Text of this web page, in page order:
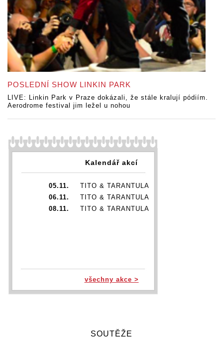
POSLEDNÍ SHOW LINKIN PARK
LIVE: Linkin Park v Praze dokázali, že stále kralují pódiím.
Aerodrome festival jim ležel u nohou
Kalendář akcí
05.11.
TITO & TARANTULA
06.11.
TITO & TARANTULA
08.11.
TITO & TARANTULA
všechny akce >
SOUTĚŽE